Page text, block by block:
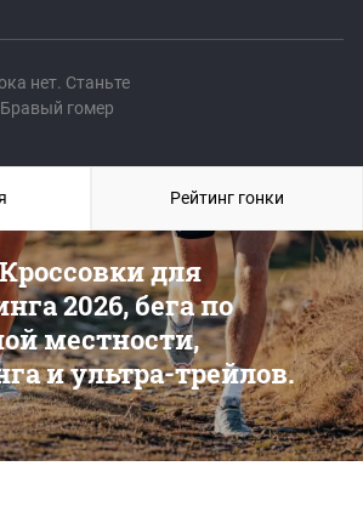
нет. Станьте
гомер
для
2026, бега по
местности,
и ультра-трейлов.
Рейтинг гонки